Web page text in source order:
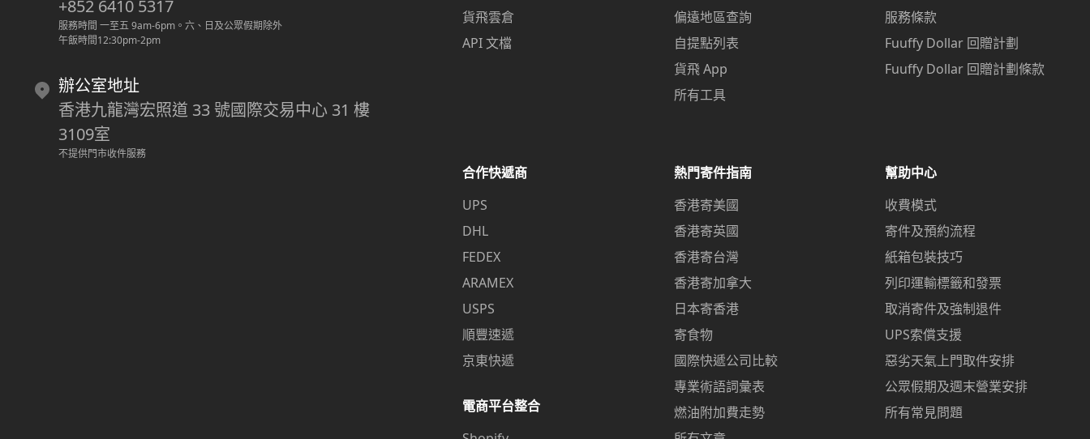
+852 6410 5317
服務時間 一至五 9am-6pm 。 六、日及公眾假期除外
午飯時間12:30pm-2pm
辦公室地址
香港九龍灣宏照道 33 號國際交易中心 31 樓
3109室
不提供門市收件服務
貨飛雲倉
API 文檔
偏遠地區查詢
自提點列表
貨飛 App
所有工具
服務條款
Fuuffy Dollar 回贈計劃
Fuuffy Dollar 回贈計劃條款
合作快遞商
UPS
DHL
FEDEX
ARAMEX
USPS
順豐速遞
京東快遞
電商平台整合
熱門寄件指南
香港寄美國
香港寄英國
香港寄台灣
香港寄加拿大
日本寄香港
寄食物
國際快遞公司比較
專業術語詞彙表
燃油附加費走勢
幫助中心
收費模式
寄件及預約流程
紙箱包裝技巧
列印運輸標籤和發票
取消寄件及強制退件
UPS索償支援
惡劣天氣上門取件安排
公眾假期及週末營業安排
所有常見問題